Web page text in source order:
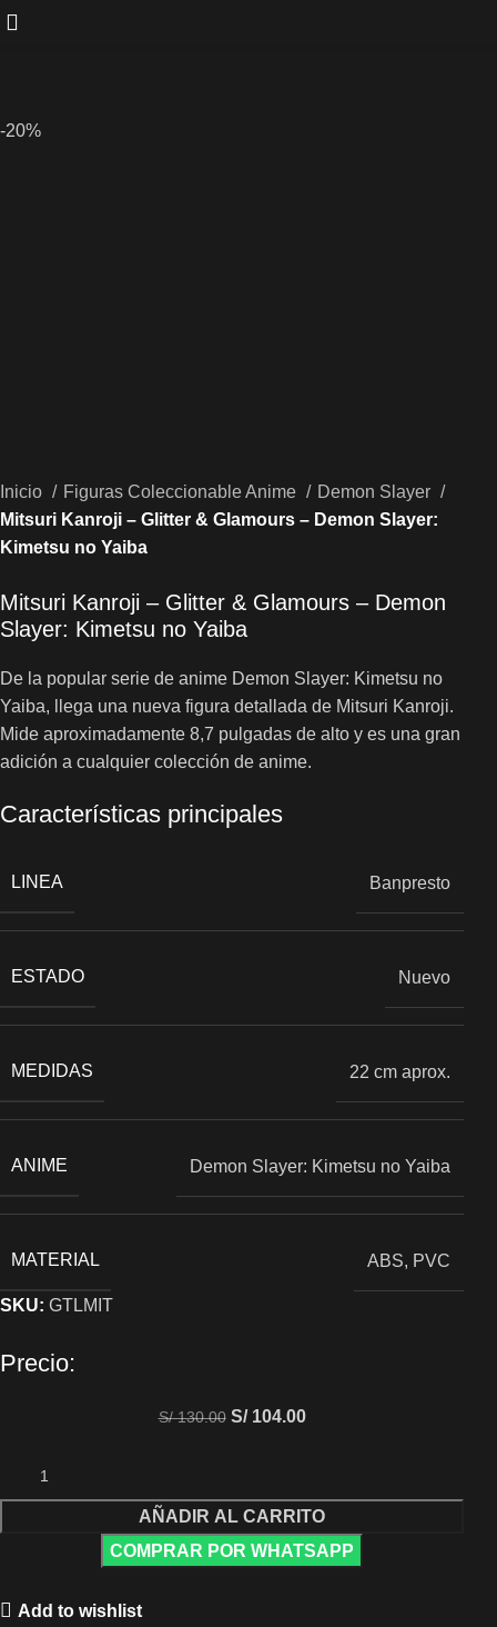
-20%
Inicio Figuras Coleccionable Anime
Demon Slayer
Mitsuri Kanroji – Glitter & Glamours – Demon Slayer:
Kimetsu no Yaiba
Mitsuri Kanroji – Glitter & Glamours – Demon
Slayer: Kimetsu no Yaiba
De la popular serie de anime Demon Slayer: Kimetsu no
Yaiba, llega una nueva figura detallada de Mitsuri Kanroji.
Mide aproximadamente 8,7 pulgadas de alto y es una gran
adición a cualquier colección de anime.
Características principales
LINEA Banpresto
ESTADO Nuevo
MEDIDAS 22 cm aprox.
ANIME Demon Slayer: Kimetsu no Yaiba
MATERIAL ABS, PVC
SKU:GTLMIT
Precio:
S/130.00 S/104.00
AÑADIR AL CARRITO
COMPRAR POR WHATSAPP
Add to wishlist